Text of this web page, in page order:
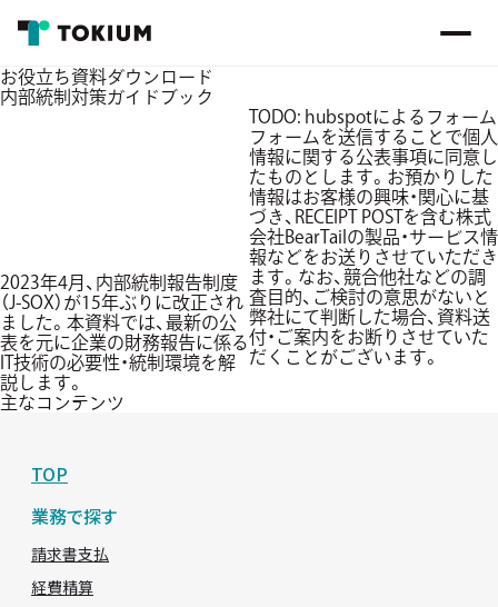
お役立ち資料ダウンロード
内部統制対策ガイドブック
2023年4月、内部統制報告制度
（J-SOX）が15年ぶりに改正され
ました。本資料では、最新の公
表を元に企業の財務報告に係る
IT技術の必要性・統制環境を解
説します。
主なコンテンツ
TODO: hubspotによるフォーム
フォームを送信することで個人
情報に関する公表事項に同意し
たものとします。お預かりした
情報はお客様の興味・関心に基
づき、RECEIPT POSTを含む株式
会社BearTailの製品・サービス情
報などをお送りさせていただき
ます。なお、競合他社などの調
査目的、ご検討の意思がないと
弊社にて判断した場合、資料送
付・ご案内をお断りさせていた
だくことがございます。
TOP
業務で探す
請求書支払
経費精算